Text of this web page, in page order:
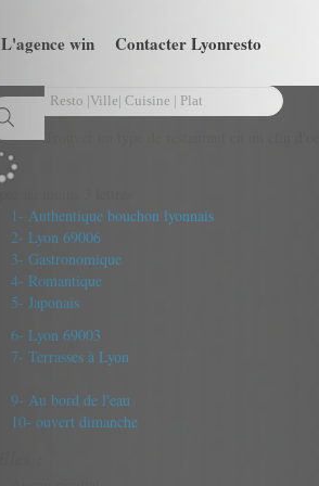
L'agence win Contacter Lyonresto
1- Authentique bouchon lyonnais
2- Lyon 69006
3- Gastronomique
4- Romantique
5- Japonais
6- Lyon 69003
7- Terrasses à Lyon
9- Au bord de l'eau
10- ouvert dimanche